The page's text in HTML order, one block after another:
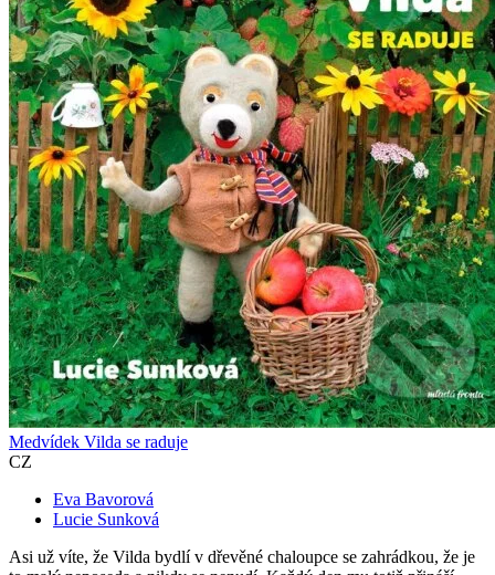
Medvídek Vilda se raduje
CZ
Eva Bavorová
Lucie Sunková
Asi už víte, že Vilda bydlí v dřevěné chaloupce se zahrádkou, že je